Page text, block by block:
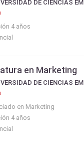
4 años
en Marketing
en Marketing
4 años